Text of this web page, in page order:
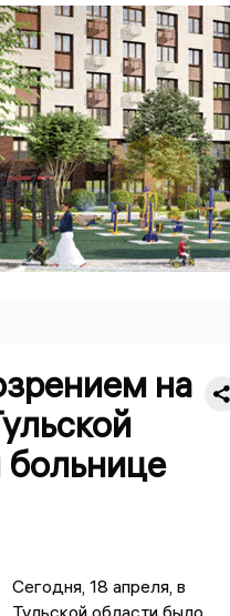
на
больнице
Сегодня, 18 апреля, в